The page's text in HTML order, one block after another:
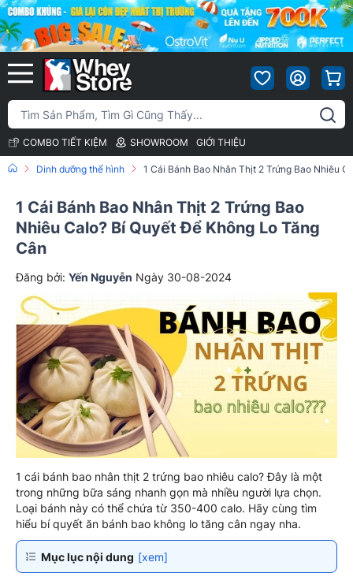
COMBO TIẾT KIỆM SHOWROOM GIỚI THIỆU
Dinh dưỡng thể hình 1 Cái Bánh Bao Nhân Thịt 2 Trứng Bao Nhiêu
1 Cái Bánh Bao Nhân Thịt 2 Trứng Bao
Nhiêu Calo? Bí Quyết Để Không Lo Tăng
Cân
Đăng bởi: Yến Nguyễn Ngày 30-08-2024
1 cái bánh bao nhân thịt 2 trứng bao nhiêu calo? Đây là một
trong những bữa sáng nhanh gọn mà nhiều người lựa chọn.
Loại bánh này có thể chứa từ 350-400 calo. Hãy cùng tìm
hiểu bí quyết ăn bánh bao không lo tăng cân ngay nha.
Mục lục nội dung [xem]